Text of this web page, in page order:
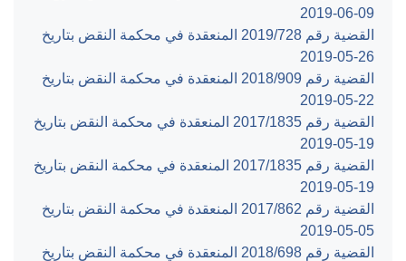
‎2019-06-09‏
القضية رقم ‎728‏/‎2019‏ المنعقدة في محكمة النقض بتاريخ
‎2019-05-26‏
القضية رقم ‎909‏/‎2018‏ المنعقدة في محكمة النقض بتاريخ
‎2019-05-22‏
القضية رقم ‎1835‏/‎2017‏ المنعقدة في محكمة النقض بتاريخ
‎2019-05-19‏
القضية رقم ‎1835‏/‎2017‏ المنعقدة في محكمة النقض بتاريخ
‎2019-05-19‏
القضية رقم ‎862‏/‎2017‏ المنعقدة في محكمة النقض بتاريخ
‎2019-05-05‏
القضية رقم ‎698‏/‎2018‏ المنعقدة في محكمة النقض بتاريخ